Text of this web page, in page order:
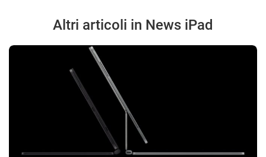
Altri articoli in News iPad